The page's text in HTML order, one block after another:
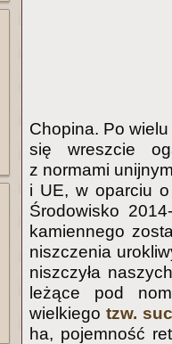
Chopina. Po
się wreszcie
z normami
i UE, w oparciu
Środowisko
kamiennego
niszczenia
niszczyła
leżące pod
wielkiego tzw.
ha, pojemność